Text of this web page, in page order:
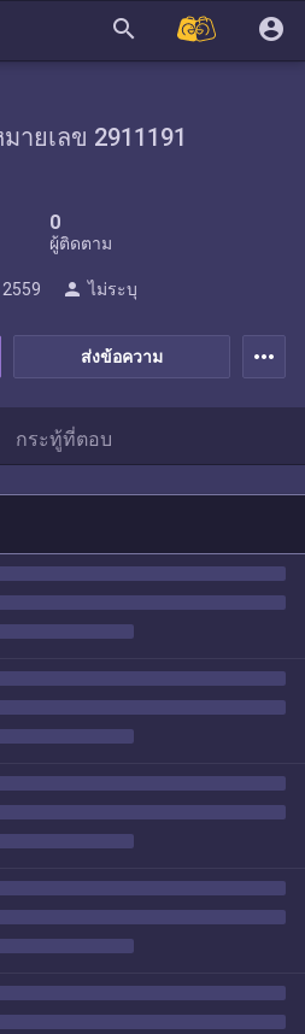
search account_circle
ายเลข 2911191
0
ผู้ติดตาม
ส่งข้อความ
person ไม่ระบุ
more_horiz
กระทู้ที่ตอบ